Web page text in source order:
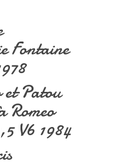
Fontaine
et Patou
Romeo
V6 1984